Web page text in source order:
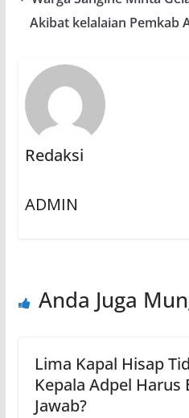
Akibat kelalaian Pemkab
Redaksi
ADMIN
Anda Juga
Lima Kapal Hisap
Kepala Adpel Harus
Jawab?